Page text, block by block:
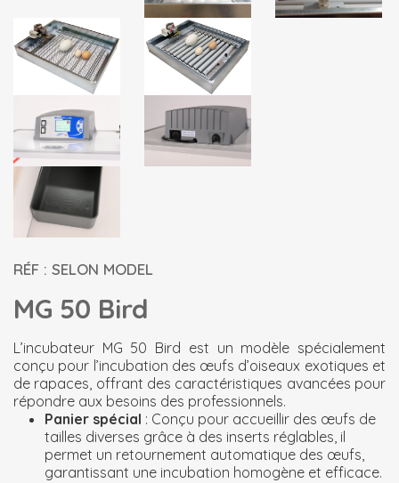
RÉF : SELON MODEL
MG 50 Bird
L’incubateur MG 50 Bird est un modèle spécialement
conçu pour l’incubation des œufs d’oiseaux exotiques et
de rapaces, offrant des caractéristiques avancées pour
répondre aux besoins des professionnels.
Panier spécial : Conçu pour accueillir des œufs de
tailles diverses grâce à des inserts réglables, il
permet un retournement automatique des œufs,
garantissant une incubation homogène et efficace.